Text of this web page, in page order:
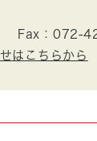
Fax：072-
はこちらから